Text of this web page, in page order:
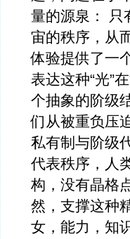
量的源泉： 只
宙的秩序，从
体验提供了一
表达这种“光”
个抽象的阶级
们从被重负压
私有制与阶级
代表秩序，人
构，没有晶格
然，支撑这种
女，能力，知